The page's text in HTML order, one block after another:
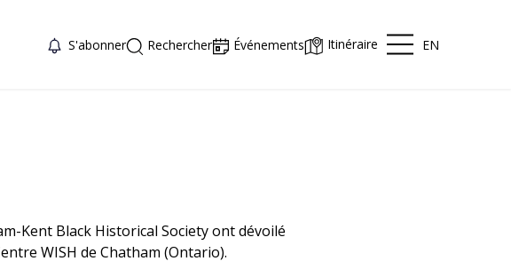
S'abonner Rechercher Événements Itinéraire EN
Kent Black Historical Society ont dévoilé
WISH de Chatham (Ontario).